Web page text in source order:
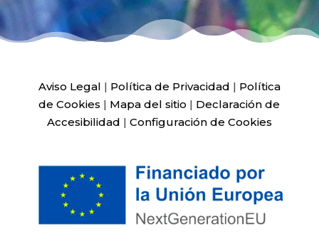
Aviso Legal | Política de Privacidad | Política
de Cookies | Mapa del sitio | Declaración de
Accesibilidad | Configuración de Cookies